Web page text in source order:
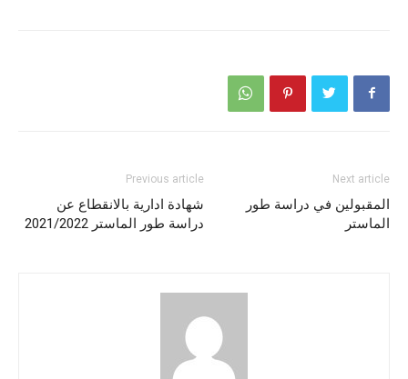
Previous article
شهادة ادارية بالانقطاع عن
دراسة طور الماستر 2021/2022
Next article
المقبولين في دراسة طور
الماستر